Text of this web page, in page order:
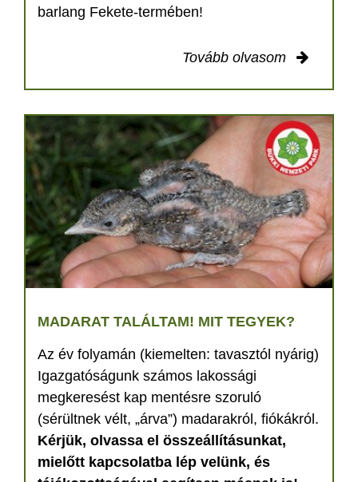
barlang Fekete-termében!
Tovább olvasom
MADARAT TALÁLTAM! MIT TEGYEK?
Az év folyamán (kiemelten: tavasztól nyárig)
Igazgatóságunk számos lakossági
megkeresést kap mentésre szoruló
(sérültnek vélt, „árva”) madarakról, fiókákról.
Kérjük, olvassa el összeállításunkat,
mielőtt kapcsolatba lép velünk, és